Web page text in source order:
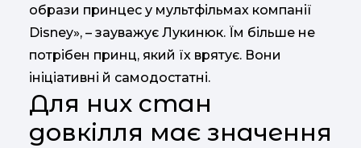
образи принцес у мультфільмах компанії
Disney», – зауважує Лукинюк. Їм більше не
потрібен принц, який їх врятує. Вони
ініціативні й самодостатні.
Для них стан
довкілля має значення